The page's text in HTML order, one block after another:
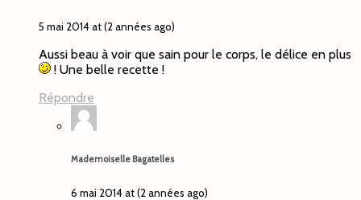
5 mai 2014 at (2 années ago)
Aussi beau à voir que sain pour le corps, le délice en plus
! Une belle recette !
Répondre
Mademoiselle Bagatelles
6 mai 2014 at (2 années ago)